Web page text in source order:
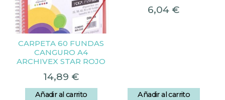
CARPETA 60 FUNDAS
CANGURO A4
ARCHIVEX STAR ROJO
14,89 €
Añadir al carrito
6,04 €
Añadir al carrito